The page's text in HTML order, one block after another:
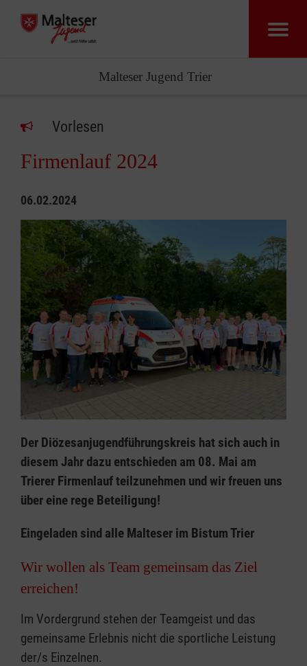
Malteser Jugend Trier
Vorlesen
Firmenlauf 2024
06.02.2024
Der Diözesanjugendführungskreis hat sich auch in
diesem Jahr dazu entschieden am 08. Mai am
Trierer Firmenlauf teilzunehmen und wir freuen uns
über eine rege Beteiligung!
Eingeladen sind alle Malteser im Bistum Trier
Wir wollen als Team gemeinsam das Ziel
erreichen!
Im Vordergrund stehen der Teamgeist und das
gemeinsame Erlebnis nicht die sportliche Leistung
der/s Einzelnen.